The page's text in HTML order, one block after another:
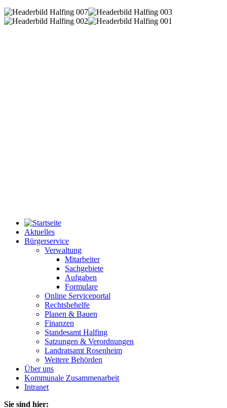
Aktuelles
Bürgerservice
Verwaltung
Mitarbeiter
Sachgebiete
Aufgaben
Formulare
Online Serviceportal
Rechtsbehelfe
Planen & Bauen
Finanzen
Standesamt Halfing
Satzungen & Verordnungen
Landratsamt Rosenheim
Weitere Behörden
Über uns
Kommunale Zusammenarbeit
Intranet
Sie sind hier: